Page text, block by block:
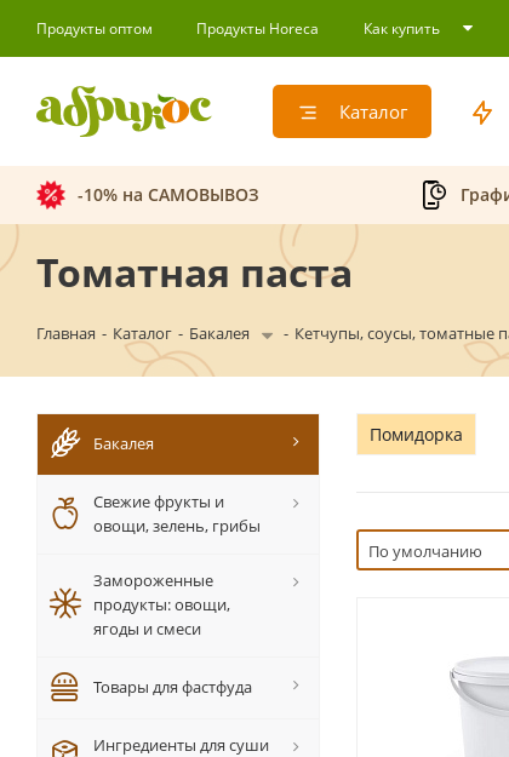
Продукты оптом Продукты Horeca Как купить
Каталог
-10% на САМОВЫВОЗ
Томатная паста
Главная - Каталог - Бакалея - Кетчупы, соусы, томатные
Помидорка
По умолчанию
Бакалея
Свежие фрукты и
овощи, зелень, грибы
Замороженные
продукты: овощи,
ягоды и смеси
Товары для фастфуда
Ингредиенты для суши